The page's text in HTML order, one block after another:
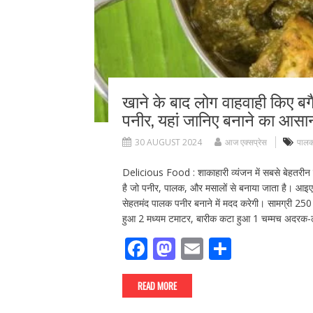
खाने के बाद लोग वाहवाही किए
पनीर, यहां जानिए बनाने का
30 AUGUST 2024 आज एक्सप्रेस
Delicious Food : शाकाहारी व्यंजन में सबसे बेहतरीन
है जो पनीर, पालक, और मसालों से बनाया जाता है।
सेहतमंद पालक पनीर बनाने में मदद करेगी। सामग्री
हुआ 2 मध्यम टमाटर, बारीक कटा हुआ 1 चम्मच
F
ac
e
M
as
to
E S
READ MORE